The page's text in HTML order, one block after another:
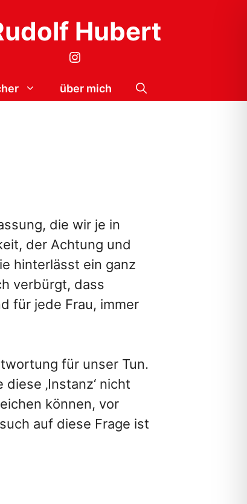
Hubert
Instagram
über mich
die wir je in
der Achtung und
hinterlässt ein ganz
verbürgt, dass
für jede Frau, immer
für unser Tun.
‚Instanz‘ nicht
können, vor
auf diese Frage ist